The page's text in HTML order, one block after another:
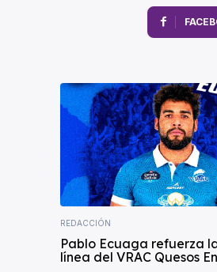
REDACCIÓN
Pablo Ecuaga refuerza
línea del VRAC Quesos